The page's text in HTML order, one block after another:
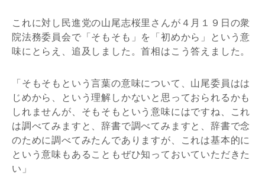
これに対し民進党の山尾志桜里さんが４月１９日の衆
院法務委員会で「そもそも」を「初めから」という意
味にとらえ、追及しました。首相はこう答えました。
「そもそもという言葉の意味について、山尾委員はは
じめから、という理解しかないと思っておられるかも
しれませんが、そもそもという意味にはですね、これ
は調べてみますと、辞書で調べてみますと、辞書で念
のために調べてみたんでありますが、これは基本的に
という意味もあることもぜひ知っておいていただきた
い」